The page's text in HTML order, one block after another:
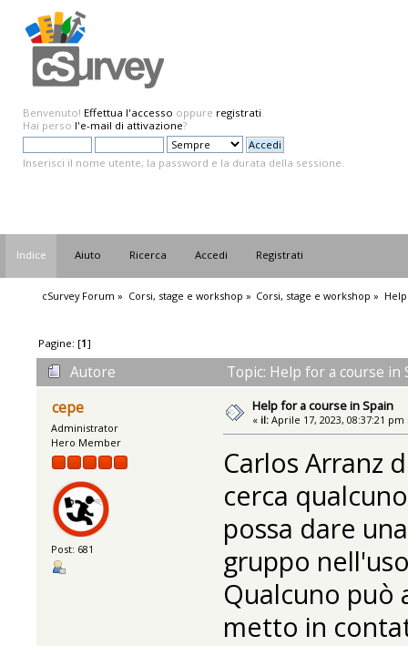
Benvenuto! Effettua l'accesso oppure registrati.
Hai perso l'e-mail di attivazione?
Inserisci il nome utente, la password e la durata della sessione.
Indice Aiuto Ricerca Accedi Registrati
cSurvey Forum » Corsi, stage e workshop » Corsi, stage e workshop »
Pagine: [1]
Autore
Topic: Help for a course
cepe
Administrator
Hero Member
Post: 681
Help for a course in Spain
« il: Aprile 17, 2023, 08:37:21 pm
Carlos Arranz
cerca
possa dare
gruppo
Qualcuno può
metto in